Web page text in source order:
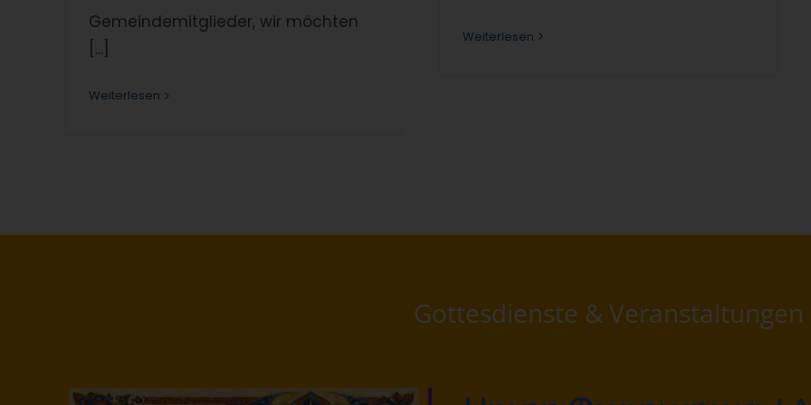
Gemeindemitglieder, wir möchten
[...]
Weiterlesen
Weiterlesen
Gottesdienste & Veranstaltungen